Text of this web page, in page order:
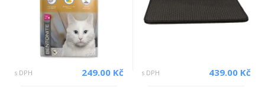
s DPH 249.00 Kč s DPH 439.00 Kč